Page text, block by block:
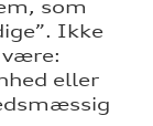
som
Ikke
være:
eller